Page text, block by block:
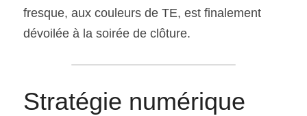
fresque, aux couleurs de TE, est finalement
dévoilée à la soirée de clôture.
Stratégie numérique